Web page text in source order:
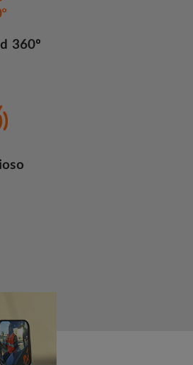
360º